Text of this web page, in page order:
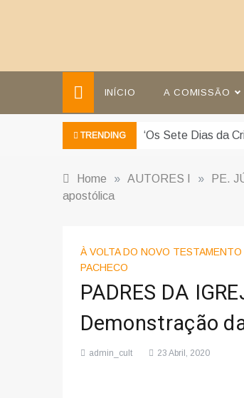
INÍCIO A COMISSÃO
TRENDING ‘Os Sete Dias da
Home » AUTORES I » PE.
apostólica
À VOLTA DO NOVO TESTAMENTO
PACHECO
PADRES DA
Demonstração
admin_cult 23 Abril, 2020